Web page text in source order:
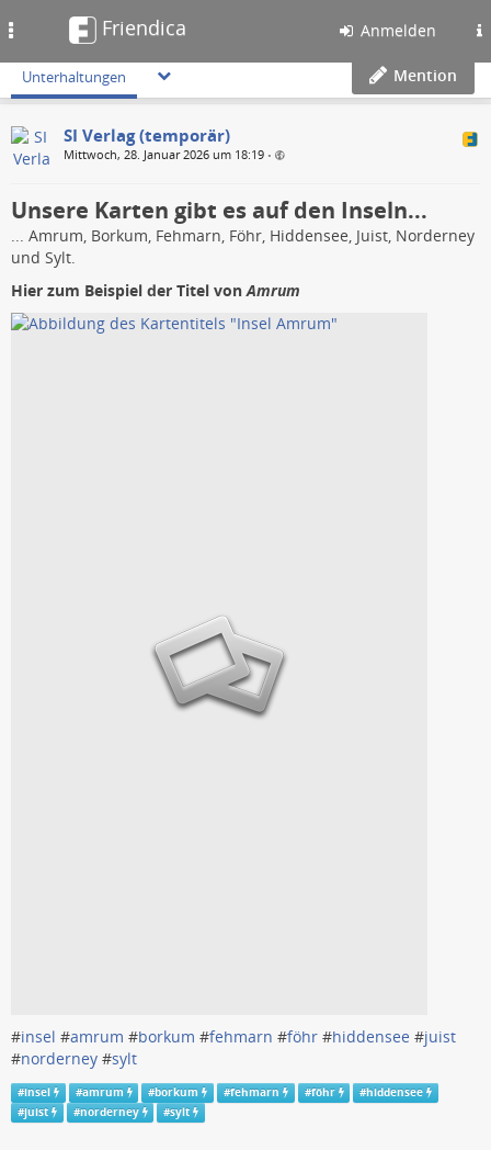
Friendica Anmelden
Unterhaltungen Mention
SI Verlag (temporär)
Mittwoch, 28. Januar 2026 um 18:19 •
Unsere Karten gibt es auf den Inseln...
... Amrum, Borkum, Fehmarn, Föhr, Hiddensee, Juist, Norderney
und Sylt.
Hier zum Beispiel der Titel vonAmrum
#insel #amrum #borkum #fehmarn #föhr #hiddensee #juist
#norderney #sylt
#insel #amrum #borkum #fehmarn #föhr #hiddensee
#juist #norderney #sylt